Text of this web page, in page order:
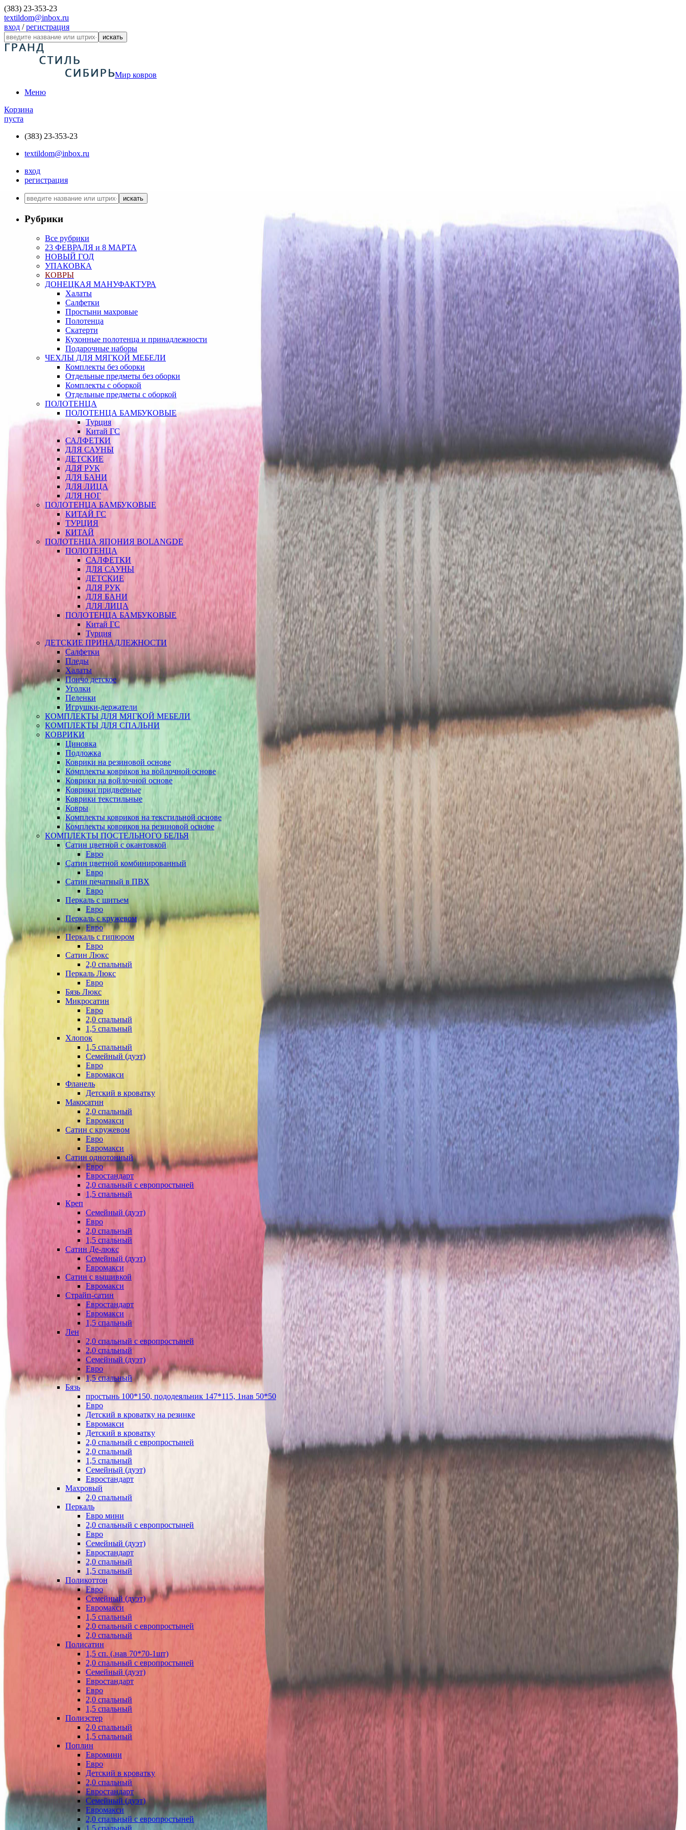
(383) 23-353-23
textildom@inbox.ru
вход /регистрация
искать
Мир ковров
Меню
Корзина
пуста
(383) 23-353-23
textildom@inbox.ru
вход
регистрация
искать
Рубрики
Все рубрики
23 ФЕВРАЛЯ и 8 МАРТА
НОВЫЙ ГОД
УПАКОВКА
КОВРЫ
ДОНЕЦКАЯ МАНУФАКТУРА
Халаты
Салфетки
Простыни махровые
Полотенца
Скатерти
Кухонные полотенца и принадлежности
Подарочные наборы
ЧЕХЛЫ ДЛЯ МЯГКОЙ МЕБЕЛИ
Комплекты без оборки
Отдельные предметы без оборки
Комплекты с оборкой
Отдельные предметы с оборкой
ПОЛОТЕНЦА
ПОЛОТЕНЦА БАМБУКОВЫЕ
Турция
Китай ГС
САЛФЕТКИ
ДЛЯ САУНЫ
ДЕТСКИЕ
ДЛЯ РУК
ДЛЯ БАНИ
ДЛЯ ЛИЦА
ДЛЯ НОГ
ПОЛОТЕНЦА БАМБУКОВЫЕ
КИТАЙ ГС
ТУРЦИЯ
КИТАЙ
ПОЛОТЕНЦА ЯПОНИЯ BOLANGDE
ПОЛОТЕНЦА
САЛФЕТКИ
ДЛЯ САУНЫ
ДЕТСКИЕ
ДЛЯ РУК
ДЛЯ БАНИ
ДЛЯ ЛИЦА
ПОЛОТЕНЦА БАМБУКОВЫЕ
Китай ГС
Турция
ДЕТСКИЕ ПРИНАДЛЕЖНОСТИ
Салфетки
Пледы
Халаты
Пончо детское
Уголки
Пеленки
Игрушки-держатели
КОМПЛЕКТЫ ДЛЯ МЯГКОЙ МЕБЕЛИ
КОМПЛЕКТЫ ДЛЯ СПАЛЬНИ
КОВРИКИ
Циновка
Подложка
Коврики на резиновой основе
Комплекты ковриков на войлочной основе
Коврики на войлочной основе
Коврики придверные
Коврики текстильные
Ковры
Комплекты ковриков на текстильной основе
Комплекты ковриков на резиновой основе
КОМПЛЕКТЫ ПОСТЕЛЬНОГО БЕЛЬЯ
Сатин цветной с окантовкой
Евро
Сатин цветной комбинированный
Евро
Сатин печатный в ПВХ
Евро
Перкаль с шитьем
Евро
Перкаль с кружевом
Евро
Перкаль с гипюром
Евро
Сатин Люкс
2,0 спальный
Перкаль Люкс
Евро
Бязь Люкс
Микросатин
Евро
2,0 спальный
1,5 спальный
Хлопок
1,5 спальный
Семейный (дуэт)
Евро
Евромакси
Фланель
Детский в кроватку
Макосатин
2,0 спальный
Евромакси
Сатин с кружевом
Евро
Евромакси
Сатин однотонный
Евро
Евростандарт
2,0 спальный с европростыней
1,5 спальный
Креп
Семейный (дуэт)
Евро
2,0 спальный
1,5 спальный
Сатин Де-люкс
Семейный (дуэт)
Евромакси
Сатин с вышивкой
Евромакси
Страйп-сатин
Евростандарт
Евромакси
1,5 спальный
Лен
2,0 спальный с европростыней
2,0 спальный
Семейный (дуэт)
Евро
1,5 спальный
Бязь
простынь 100*150, пододеяльник 147*115, 1нав 50*50
Евро
Детский в кроватку на резинке
Евромакси
Детский в кроватку
2,0 спальный с европростыней
2,0 спальный
1,5 спальный
Семейный (дуэт)
Евростандарт
Махровый
2,0 спальный
Перкаль
Евро мини
2,0 спальный с европростыней
Евро
Семейный (дуэт)
Евростандарт
2,0 спальный
1,5 спальный
Поликоттон
Евро
Семейный (дуэт)
Евромакси
1,5 спальный
2,0 спальный с европростыней
2,0 спальный
Полисатин
1,5 сп. (.нав 70*70-1шт)
2,0 спальный с европростыней
Семейный (дуэт)
Евростандарт
Евро
2,0 спальный
1,5 спальный
Полиэстер
2,0 спальный
1,5 спальный
Поплин
Евромини
Евро
Детский в кроватку
2,0 спальный
Евростандарт
Семейный (дуэт)
Евромакси
2,0 спальный с европростыней